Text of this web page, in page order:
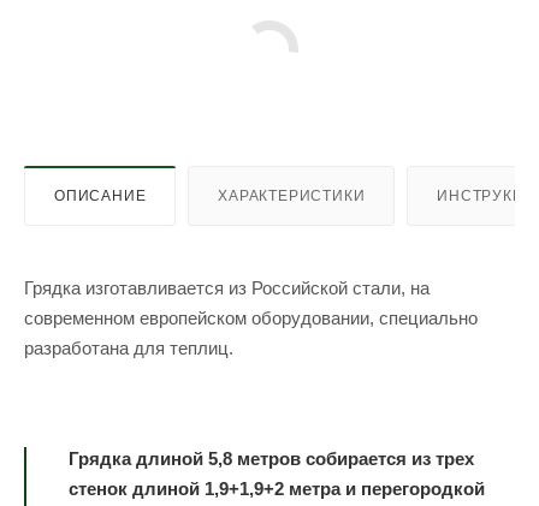
ОПИСАНИЕ ХАРАКТЕРИСТИКИ
Грядка изготавливается из Российской стали, на
современном европейском оборудовании, специально
разработана для теплиц.
Грядка длиной 5,8 метров собирается из трех
стенок длиной 1,9+1,9+2 метра и перегородкой